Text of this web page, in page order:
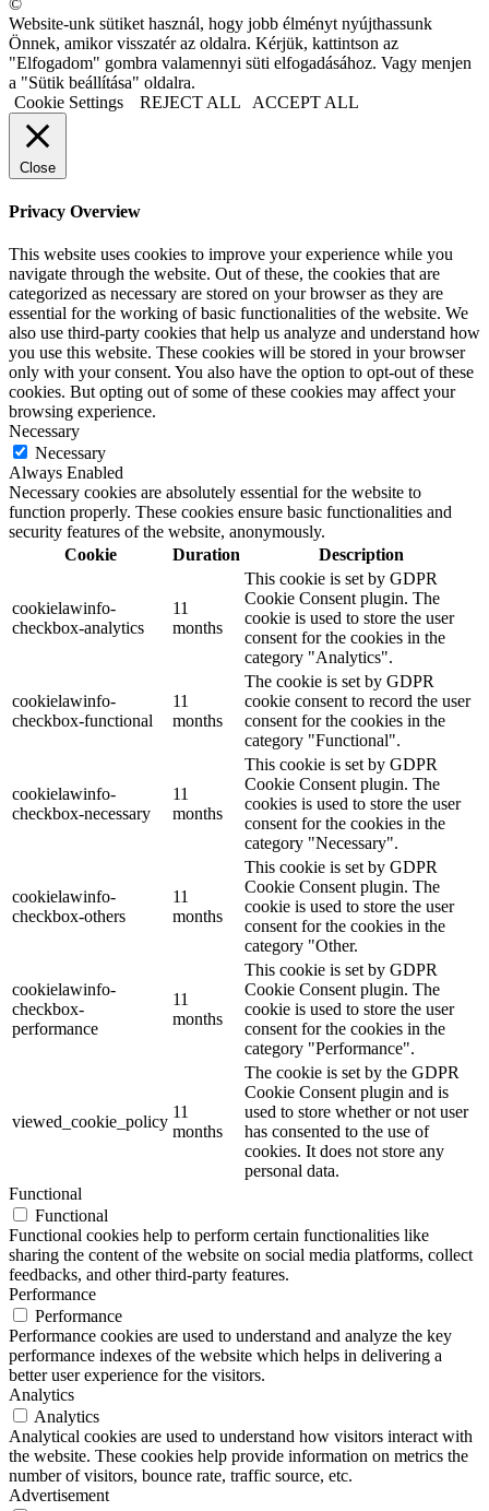
Website-unk sütiket használ, hogy jobb élményt nyújthassunk
Önnek, amikor visszatér az oldalra. Kérjük, kattintson az
"Elfogadom" gombra valamennyi süti elfogadásához. Vagy menjen
a "Sütik beállítása" oldalra.
Cookie Settings
REJECT ALL ACCEPT ALL
Close
Privacy Overview
This website uses cookies to improve your experience while you
navigate through the website. Out of these, the cookies that are
categorized as necessary are stored on your browser as they are
essential for the working of basic functionalities of the website. We
also use third-party cookies that help us analyze and understand how
you use this website. These cookies will be stored in your browser
only with your consent. You also have the option to opt-out of these
cookies. But opting out of some of these cookies may affect your
browsing experience.
Necessary
Necessary
Always Enabled
Necessary cookies are absolutely essential for the website to
function properly. These cookies ensure basic functionalities and
security features of the website, anonymously.
Cookie
Duration Description
cookielawinfo-
checkbox-analytics
11
months
This cookie is set by GDPR
Cookie Consent plugin. The
cookie is used to store the user
consent for the cookies in the
category "Analytics".
cookielawinfo-
checkbox-functional
11
months
The cookie is set by GDPR
cookie consent to record the user
consent for the cookies in the
category "Functional".
cookielawinfo-
checkbox-necessary
11
months
This cookie is set by GDPR
Cookie Consent plugin. The
cookies is used to store the user
consent for the cookies in the
category "Necessary".
cookielawinfo-
checkbox-others
11
months
This cookie is set by GDPR
Cookie Consent plugin. The
cookie is used to store the user
consent for the cookies in the
category "Other.
cookielawinfo-
checkbox-
performance
11
months
This cookie is set by GDPR
Cookie Consent plugin. The
cookie is used to store the user
consent for the cookies in the
category "Performance".
viewed_cookie_policy
11
months
The cookie is set by the GDPR
Cookie Consent plugin and is
used to store whether or not user
has consented to the use of
cookies. It does not store any
personal data.
Functional
Functional
Functional cookies help to perform certain functionalities like
sharing the content of the website on social media platforms, collect
feedbacks, and other third-party features.
Performance
Performance
Performance cookies are used to understand and analyze the key
performance indexes of the website which helps in delivering a
better user experience for the visitors.
Analytics
Analytics
Analytical cookies are used to understand how visitors interact with
the website. These cookies help provide information on metrics the
number of visitors, bounce rate, traffic source, etc.
Advertisement